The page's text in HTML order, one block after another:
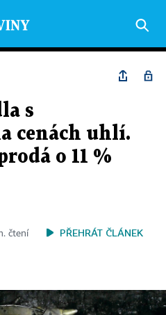
s
cenách uhlí.
o 11 %
čtení PŘEHRÁT ČLÁNEK